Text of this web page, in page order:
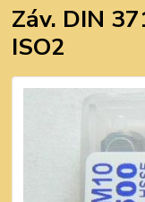
Záv. DIN
ISO2